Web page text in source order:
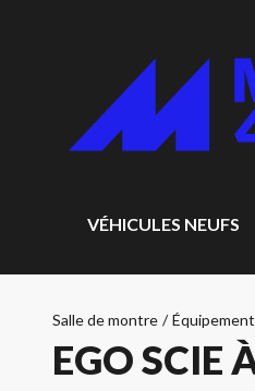
VÉHICULES NEUFS
Salle de montre /
EGO SCIE